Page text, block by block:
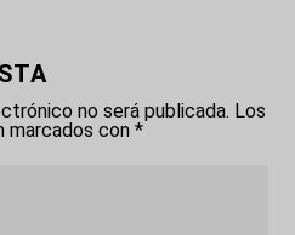
no será publicada. Los
marcados con*